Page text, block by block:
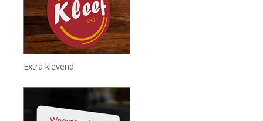
Extra klevend